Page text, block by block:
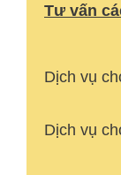
Tư vấn
Dịch vụ
Dịch vụ